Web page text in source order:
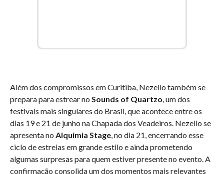
Além dos compromissos em Curitiba, Nezello também se
prepara para estrear no Sounds of Quartzo, um dos
festivais mais singulares do Brasil, que acontece entre os
dias 19 e 21 de junho na Chapada dos Veadeiros. Nezello se
apresenta no Alquimia Stage, no dia 21, encerrando esse
ciclo de estreias em grande estilo e ainda prometendo
algumas surpresas para quem estiver presente no evento. A
confirmação consolida um dos momentos mais relevantes